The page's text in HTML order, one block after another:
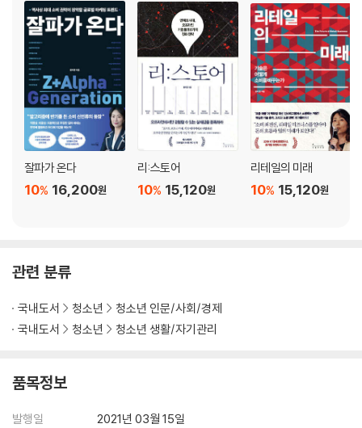
7장 ‘A Whole New World’는 계속된다
_소비와 고용의 미래
새로운 계급의 탄생｜직업의 미래
본문의 주
이미지 출처
잘파가 온다
16,200원
10%
리:스토어
15,120원
10%
리테일의 미래
15,120원
10%
관련 분류
국내도서 청소년
청소년 인문/사회/경제
국내도서
청소년 청소년 생활/자기관리
품목정보
발행일
2021년 03월 15일